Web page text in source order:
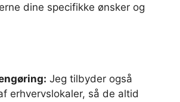
dine specifikke ønsker og
Jeg tilbyder også
erhvervslokaler, så de altid